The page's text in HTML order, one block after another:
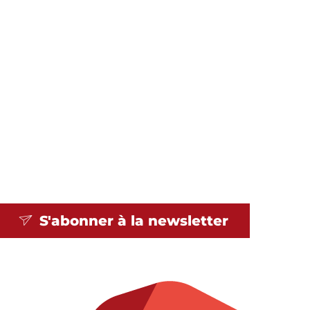
S'abonner à la newsletter